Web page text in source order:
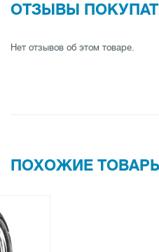
ОТЗЫВЫ
Нет отзывов об этом товаре.
ПОХОЖИЕ